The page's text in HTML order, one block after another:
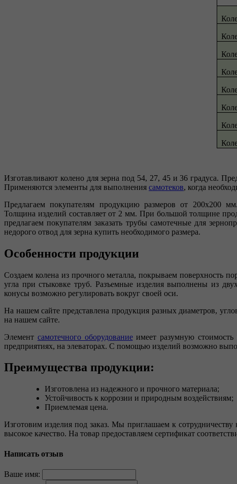
Изготавливают колено для зерна под 54, 27, 45 и 36 градуса.
Применяются элементы для выполнения самотеков, когда
Предлагаем покупателям продукцию размеров от 200х200
Толщина изделий составляет от 2 мм. При большой толщине
предлагаем покупателям заказать трубы самотечные для
недорого отвод для зерна купить необходимого размера.
Особенности продукции
Создаем колена из прочного металла, покрываем поверхность
угла при стыковке труб. Разъемные изделия выполнены из
конусы возможно регулировать вокруг своей оси.
На нашем сайте представлена продукция разных диаметров,
на нашем сайте.
Элемент самотечного оборудованиеимеет разумную стоимость
предприятиях, на элеваторах. С помощью изделий возможно
Преимущества продукции:
Изготовлена из надежного и прочного материала;
Устойчивость к коррозии и природным воздействиям;
Приемлемая цена.
Изготовим изделия под заказ. Мы приглашаем к
высокое качество. На товар предоставляем сертификат
Написать отзыв
Ваше имя: